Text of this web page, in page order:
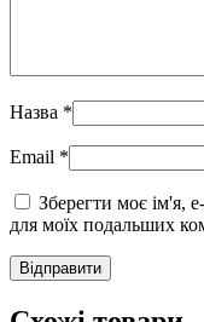
Назва *
Email *
Зберегти моє ім'я,
для моїх подальших